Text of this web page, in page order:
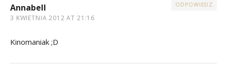
Annabell
3 KWIETNIA 2012 AT 21:16
ODPOWIEDZ
Kinomaniak ;D